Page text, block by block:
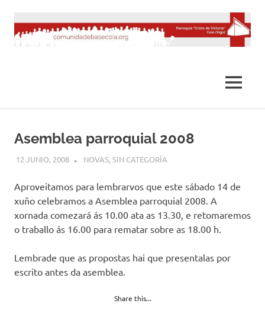
contenido
MENÚ
Asemblea parroquial 2008
12 JUNIO, 2008 DESARROLLO
NOVAS,SIN CATEGORÍA
Aproveitamos para lembrarvos que este sábado 14 de
xuño celebramos a Asemblea parroquial 2008. A
xornada comezará ás 10.00 ata as 13.30, e retomaremos
o traballo ás 16.00 para rematar sobre as 18.00 h.
Lembrade que as propostas hai que presentalas por
escrito antes da asemblea.
Share this...